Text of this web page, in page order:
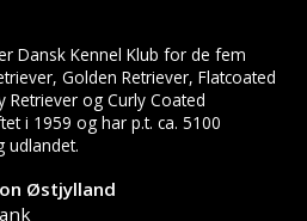
Dansk Kennel Klub for de fem
Golden Retriever, Flatcoated
Retriever og Curly Coated
i 1959 og har p.t. ca. 5100
udlandet.
Østjylland